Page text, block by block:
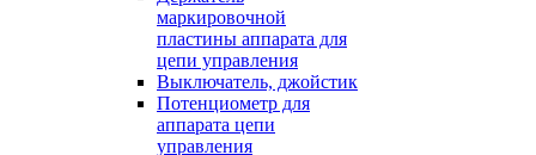
маркировочной
пластины аппарата для
цепи управления
Выключатель, джойстик
Потенциометр для
аппарата цепи
управления